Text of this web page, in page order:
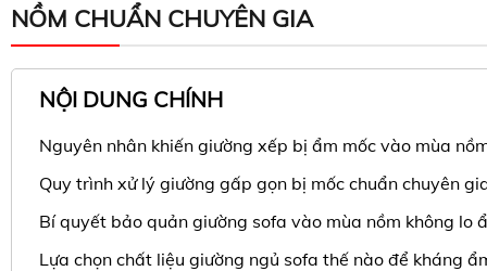
NỒM CHUẨN CHUYÊN GIA
NỘI DUNG CHÍNH
Nguyên nhân khiến giường xếp bị ẩm mốc vào mùa
Quy trình xử lý giường gấp gọn bị mốc chuẩn chuyên
Bí quyết bảo quản giường sofa vào mùa nồm không lo
Lựa chọn chất liệu giường ngủ sofa thế nào để kháng